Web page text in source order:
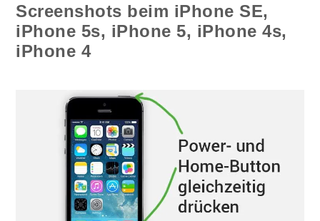
Screenshots beim iPhone SE,
iPhone 5s, iPhone 5, iPhone 4s,
iPhone 4